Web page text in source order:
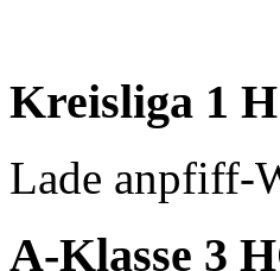
Kreisliga 1
Lade anpfiff-
A-Klasse 3